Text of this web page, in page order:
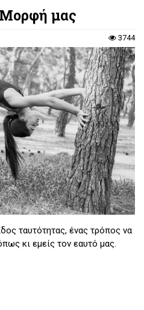
μας
3744
ταυτότητας, ένας τρόπος να
κι εμείς τον εαυτό μας.